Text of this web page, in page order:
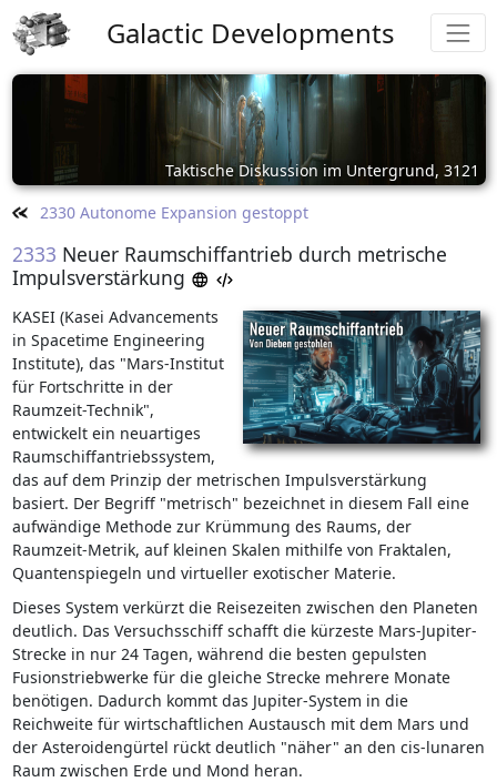
Galactic Developments
Taktische Diskussion im Untergrund, 3121
2330 Autonome Expansion gestoppt
2333 Neuer Raumschiffantrieb durch metrische
Impulsverstärkung
KASEI (Kasei Advancements
in Spacetime Engineering
Institute), das "Mars-Institut
für Fortschritte in der
Raumzeit-Technik",
entwickelt ein neuartiges
Raumschiffantriebssystem,
das auf dem Prinzip der metrischen Impulsverstärkung
basiert. Der Begriff "metrisch" bezeichnet in diesem Fall eine
aufwändige Methode zur Krümmung des Raums, der
Raumzeit-Metrik, auf kleinen Skalen mithilfe von Fraktalen,
Quantenspiegeln und virtueller exotischer Materie.
Dieses System verkürzt die Reisezeiten zwischen den Planeten
deutlich. Das Versuchsschiff schafft die kürzeste Mars-Jupiter-
Strecke in nur 24 Tagen, während die besten gepulsten
Fusionstriebwerke für die gleiche Strecke mehrere Monate
benötigen. Dadurch kommt das Jupiter-System in die
Reichweite für wirtschaftlichen Austausch mit dem Mars und
der Asteroidengürtel rückt deutlich "näher" an den cis-lunaren
Raum zwischen Erde und Mond heran.